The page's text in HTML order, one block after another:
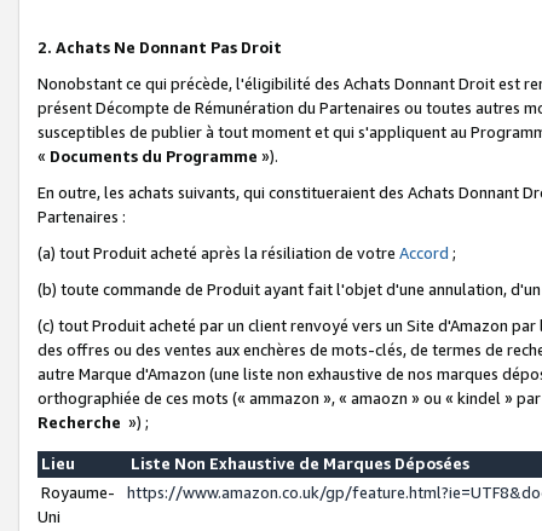
2. Achats Ne Donnant Pas Droit
Nonobstant ce qui précède, l'éligibilité des Achats Donnant Droit est
présent Décompte de Rémunération du Partenaires ou toutes autres
susceptibles de publier à tout moment et qui s'appliquent au
« Documents du Programme »).
En outre, les achats suivants, qui constitueraient des Achats Donnant
Partenaires :
(a) tout Produit acheté après la résiliation de votre Accord ;
(b) toute commande de Produit ayant fait l'objet d'une annulation,
(c) tout Produit acheté par un client renvoyé vers un Site d'Amazon
des offres ou des ventes aux enchères de mots-clés, de termes de
autre Marque d'Amazon (une liste non exhaustive de nos marques
orthographiée de ces mots (« ammazon », « amaozn » ou « kindel »
Recherche ») ;
Lieu
Liste Non Exhaustive de Marques Déposées
Royaume-
Uni
https://www.amazon.co.uk/gp/